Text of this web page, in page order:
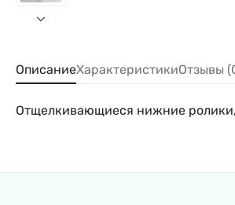
ОписаниеХарактеристикиОтзывы
Отщелкивающиеся нижние